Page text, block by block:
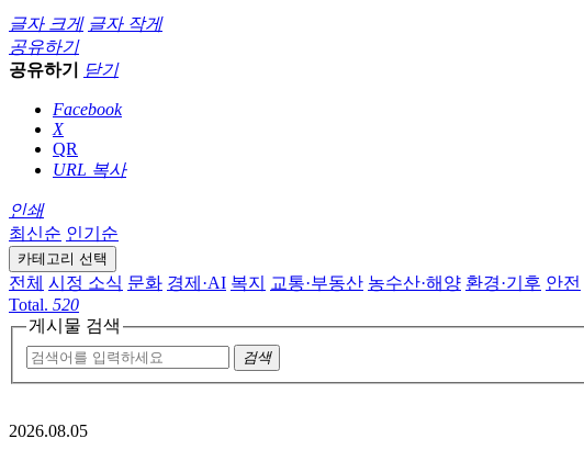
글자 크게 글자 작게
공유하기
공유하기
닫기
Facebook
X
QR
URL 복사
인쇄
최신순 인기순
카테고리 선택
전체 시정 소식 문화 경제·AI 복지 교통·부동산 농수산·해양 환경·기후 안전
Total. 520
게시물 검색
검색
2026.08.05